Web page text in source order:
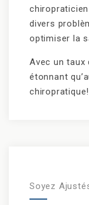
divers
optimiser la
Avec un taux
étonnant
chiropratique!
Soyez